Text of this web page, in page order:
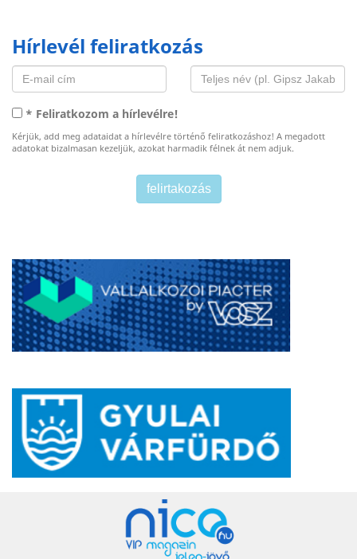
Hírlevél feliratkozás
* Feliratkozom a hírlevélre!
Kérjük, add meg adataidat a hírlevélre történő feliratkozáshoz! A megadott
adatokat bizalmasan kezeljük, azokat harmadik félnek át nem adjuk.